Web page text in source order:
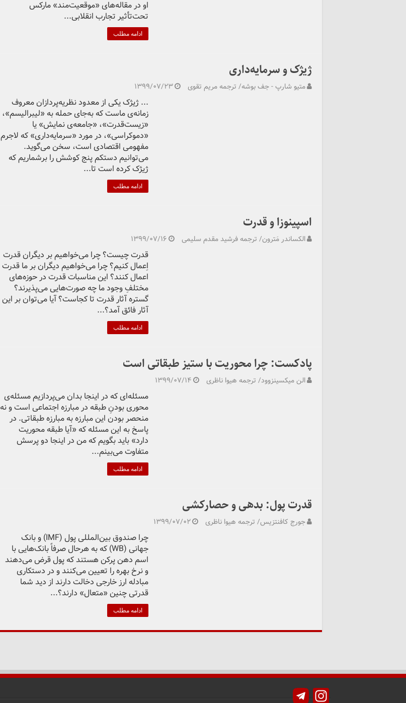
او در مقاله‌های «موقعیت‌مند» مارکس
تحت‌تأثیر تجارب انقلابی...
ادامه مطلب
ژیژک و سرمایه‌داری
متیو شارپ - جف بوشه/ ترجمه مریم تقوی ۱۳۹۹/۰۷/۲۳
... ژیژک یکی از معدود نظریه‌پردازان معروف
زمانه‌ی ماست که به‌جای حمله به «لیبرالیسم»،
«زیست‌قدرت»، «جامعه‌ی نمایش» یا
«دموکراسی»، در مورد «سرمایه‌داری» که لاجرم
مفهومی اقتصادی است، سخن می‌گوید.
می‌توانیم دستکم پنج کوشش را برشماریم که
ژیژک کرده است تا...
ادامه مطلب
اسپینوزا و قدرت
الکساندر مَترون/ ترجمه فرشید مقدم سلیمی ۱۳۹۹/۰۷/۱۶
قدرت چیست؟ چرا می‌خواهیم بر دیگران قدرت
اِعمال کنیم؟ چرا می‌خواهیم دیگران بر ما قدرت
اعمال کنند؟ این مناسبات قدرت در حوزه‌های
مختلفِ وجود ما چه صورت‌هایی می‌پذیرند؟
گستره آثار قدرت تا کجاست؟ آیا می‌توان بر این
آثار فائق آمد؟...
ادامه مطلب
پادکست: چرا محوریت با ستیز طبقاتی است
الن میکسینزوود/ ترجمه هیوا ناظری ۱۳۹۹/۰۷/۱۴
مسئله‌ای که در اینجا بدان می‌پردازیم مسئله‌ی
محوری بودنِ طبقه در مبارزه اجتماعی است و نه
منحصر بودن این مبارزه به مبارزه طبقاتی. در
پاسخ به این مسئله که «آیا طبقه محوریت
دارد» باید بگویم که من در اینجا دو پرسش
متفاوت می‌بینم...
ادامه مطلب
قدرت پول: بدهی و حصارکشی
جورج کافنتزیس/ ترجمه هیوا ناظری ۱۳۹۹/۰۷/۰۲
چرا صندوق بین‌المللی پول (IMF) و بانک
جهانی (WB) که به هرحال صرفاً بانک‌هایی با
اسم دهن پرکن هستند که پول قرض می‌دهند
و نرخ بهره را‌ تعیین می‌کنند و در دستکاری
مبادله ارز خارجی دخالت دارند از دید شما
قدرتی چنین «متعال» دارند؟...
ادامه مطلب
Instagram